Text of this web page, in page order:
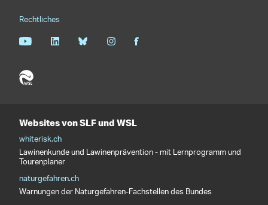
Rechtliches
Websites von SLF und WSL
whiterisk.ch
Lawinenkunde und Lawinenprävention - mit Lernprogramm und
Tourenplaner
naturgefahren.ch
Warnungen der Naturgefahren-Fachstellen des Bundes